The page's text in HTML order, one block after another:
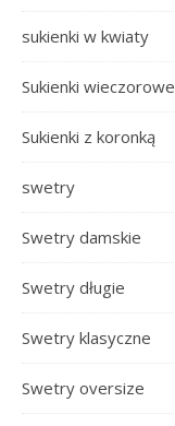
sukienki w kwiaty
Sukienki wieczorowe
Sukienki z koronką
swetry
Swetry damskie
Swetry długie
Swetry klasyczne
Swetry oversize